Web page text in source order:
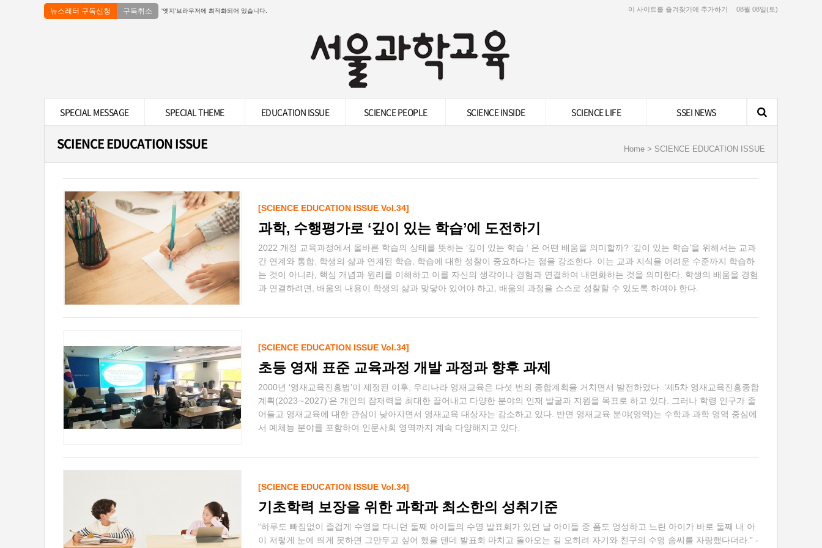
뉴스레터 구독신청 구독취소 '엣지'브라우저에 최적화되어 있습니다. 이 사이트를 즐겨찾기에 추가하기 08월 08일(토)
SPECIAL MESSAGE SPECIAL THEME EDUCATION ISSUE SCIENCE PEOPLE SCIENCE INSIDE SCIENCE LIFE SSEI NEWS
SCIENCE EDUCATION ISSUE Home > SCIENCE EDUCATION ISSUE
[SCIENCE EDUCATION ISSUE Vol.34]
과학, 수행평가로 ‘깊이 있는 학습’에 도전하기
2022 개정 교육과정에서 올바른 학습의 상태를 뜻하는 ‘깊이 있는 학습 ’ 은 어떤 배움을 의미할까? ‘깊이 있는 학습’을 위해서는 교과
간 연계와 통합, 학생의 삶과 연계된 학습, 학습에 대한 성찰이 중요하다는 점을 강조한다. 이는 교과 지식을 어려운 수준까지 학습하
는 것이 아니라, 핵심 개념과 원리를 이해하고 이를 자신의 생각이나 경험과 연결하여 내면화하는 것을 의미한다. 학생의 배움을 경험
과 연결하려면, 배움의 내용이 학생의 삶과 맞닿아 있어야 하고, 배움의 과정을 스스로 성찰할 수 있도록 하여야 한다.
[SCIENCE EDUCATION ISSUE Vol.34]
초등 영재 표준 교육과정 개발 과정과 향후 과제
2000년 ‘영재교육진흥법’이 제정된 이후, 우리나라 영재교육은 다섯 번의 종합계획을 거치면서 발전하였다. ‘제5차 영재교육진흥종합
계획(2023∼2027)’은 개인의 잠재력을 최대한 끌어내고 다양한 분야의 인재 발굴과 지원을 목표로 하고 있다. 그러나 학령 인구가 줄
어들고 영재교육에 대한 관심이 낮아지면서 영재교육 대상자는 감소하고 있다. 반면 영재교육 분야(영역)는 수학과 과학 영역 중심에
서 예체능 분야를 포함하여 인문사회 영역까지 계속 다양해지고 있다.
[SCIENCE EDUCATION ISSUE Vol.34]
기초학력 보장을 위한 과학과 최소한의 성취기준
“하루도 빠짐없이 즐겁게 수영을 다니던 둘째 아이들의 수영 발표회가 있던 날 아이들 중 폼도 엉성하고 느린 아이가 바로 둘째 내 아
이 저렇게 눈에 띄게 못하면 그만두고 싶어 했을 텐데 발표회 마치고 돌아오는 길 오히려 자기와 친구의 수영 솜씨를 자랑했다더라.” -